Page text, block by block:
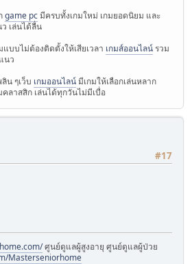
game pcมีครบทั้งเกมใหม่ เกมยอดนิยม และ
เล่นได้ลื่น
บบไม่ต้องติดตั้งให้เสียเวลา เกมส์ออนไลน์ รวม
นว
น ๆเว็บ เกมออนไลน์มีเกมให้เลือกเล่นหลาก
ลาสสิก เล่นได้ทุกวันไม่มีเบื่อ
#17
ศูนย์ดูแลผู้สูงอายุ ศูนย์ดูแลผู้ป่วย
Masterseniorhome